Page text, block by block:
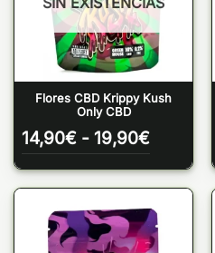
Flores CBD Krippy Kush
Only CBD
14,90€ - 19,90€Rango
de
precios:
desde
14,90€
hasta
19,90€